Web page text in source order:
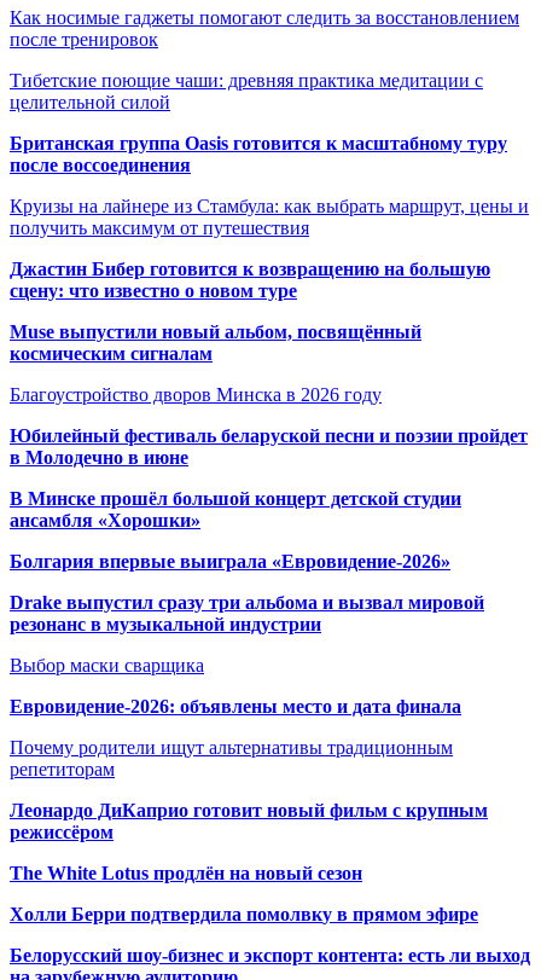
Как носимые гаджеты помогают следить за восстановлением
после тренировок
Тибетские поющие чаши: древняя практика медитации с
целительной силой
Британская группа Oasis готовится к масштабному туру
после воссоединения
Круизы на лайнере из Стамбула: как выбрать маршрут, цены и
получить максимум от путешествия
Джастин Бибер готовится к возвращению на большую
сцену: что известно о новом туре
Muse выпустили новый альбом, посвящённый
космическим сигналам
Благоустройство дворов Минска в 2026 году
Юбилейный фестиваль беларуской песни и поэзии пройдет
в Молодечно в июне
В Минске прошёл большой концерт детской студии
ансамбля «Хорошки»
Болгария впервые выиграла «Евровидение-2026»
Drake выпустил сразу три альбома и вызвал мировой
резонанс в музыкальной индустрии
Выбор маски сварщика
Евровидение-2026: объявлены место и дата финала
Почему родители ищут альтернативы традиционным
репетиторам
Леонардо ДиКаприо готовит новый фильм с крупным
режиссёром
The White Lotus продлён на новый сезон
Холли Берри подтвердила помолвку в прямом эфире
Белорусский шоу-бизнес и экспорт контента: есть ли выход